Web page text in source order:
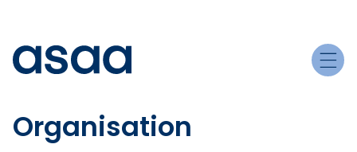
Organisation